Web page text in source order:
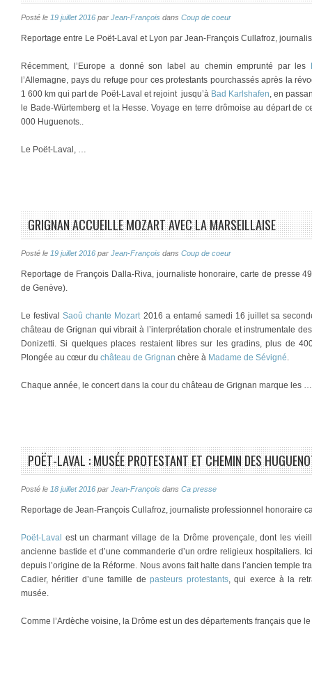
Posté le 19 juillet 2016 par Jean-François dans Coup de coeur
Reportage entre Le Poët-Laval et Lyon par Jean-François Cullafroz,
Récemment, l’Europe a donné son label au chemin emprunté par les
l’Allemagne, pays du refuge pour ces protestants pourchassés après la
1 600 km qui part de Poët-Laval et rejoint jusqu’à Bad Karlshafen, en
le Bade-Würtemberg et la Hesse. Voyage en terre drômoise au départ de
000 Huguenots..
Le Poët-Laval, …
GRIGNAN ACCUEILLE MOZART AVEC LA MARSEILLAISE
Posté le 19 juillet 2016 par Jean-François dans Coup de coeur
Reportage de François Dalla-Riva, journaliste honoraire, carte de presse
de Genève).
Le festivalSaoû chante Mozart2016 a entamé samedi 16 juillet sa
château de Grignan qui vibrait à l’interprétation chorale et instrumentale
Donizetti. Si quelques places restaient libres sur les gradins, plus de
Plongée au cœur du château de Grignan chère à Madame de Sévigné.
Chaque année, le concert dans la cour du château de Grignan marque les …
POËT-LAVAL : MUSÉE PROTESTANT ET CHEMIN DES
Posté le 18 juillet 2016 par Jean-François dans Ca presse
Reportage de Jean-François Cullafroz, journaliste professionnel honoraire
Poët-Laval est un charmant village de la Drôme provençale, dont les
ancienne bastide et d’une commanderie d’un ordre religieux hospitaliers.
depuis l’origine de la Réforme. Nous avons fait halte dans l’ancien temple
Cadier, héritier d’une famille depasteurs protestants, qui exerce à la
musée.
Comme l’Ardèche voisine, la Drôme est un des départements français que le